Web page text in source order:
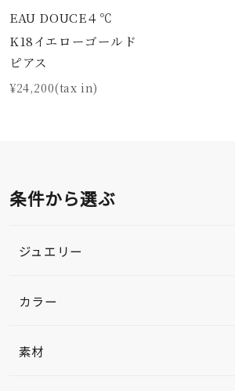
EAU DOUCE４℃
K18イエローゴールド
ピアス
¥24,200(tax in)
条件から選ぶ
ジュエリー
カラー
素材